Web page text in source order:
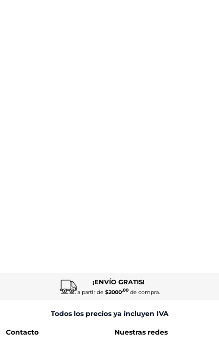
¡ENVÍO GRATIS!
a partir de $2000.00de compra.
Todos los precios ya incluyen IVA
Contacto Nuestras redes